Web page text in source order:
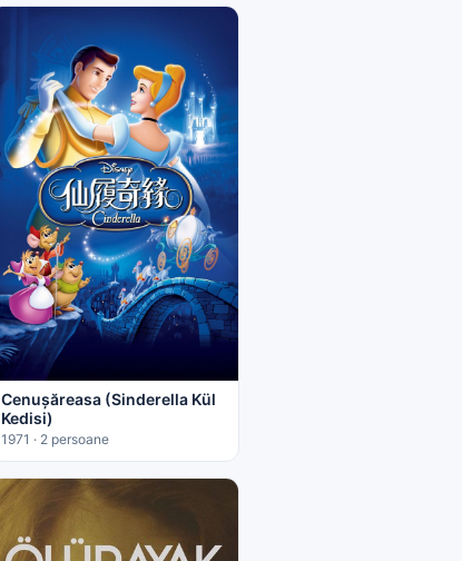
Cenușăreasa (Sinderella Kül
Kedisi)
1971 · 2 persoane